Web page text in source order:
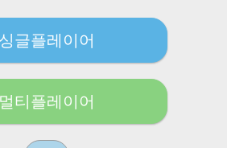
싱글플레이어
멀티플레이어